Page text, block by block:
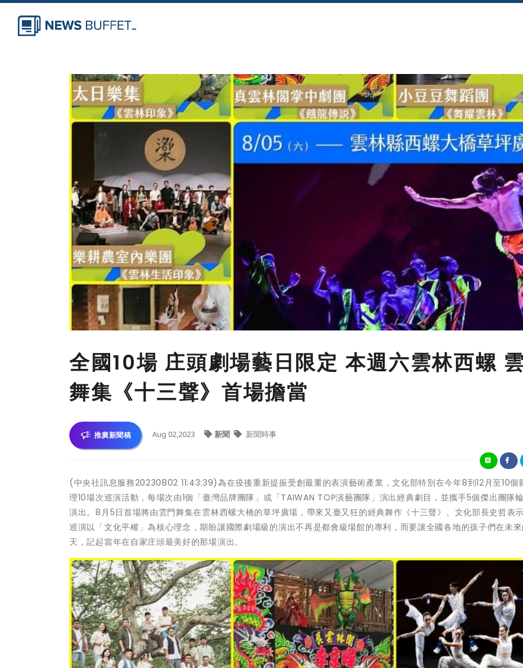
全國10場 庄頭劇場藝日限定 本週六雲林西螺
舞集《十三聲》首場擔當
推廣新聞稿 Aug 02,2023 新聞 新聞時事
(中央社訊息服務20230802 11:43:39)為在疫後重新提振受創最重的表演藝術產業，文化部特別在今年8到12月至10個
理10場次巡演活動，每場次由1個「臺灣品牌團隊」或「TAIWAN TOP演藝團隊」演出經典劇目，並攜手5個傑出團隊
演出。8月5日首場將由雲門舞集在雲林西螺大橋的草坪廣場，帶來又臺又狂的經典舞作《十三聲》。文化部長史哲表
巡演以「文化平權」為核心理念，期盼讓國際劇場級的演出不再是都會級場館的專利，而要讓全國各地的孩子們在未
天，記起當年在自家庄頭最美好的那場演出。